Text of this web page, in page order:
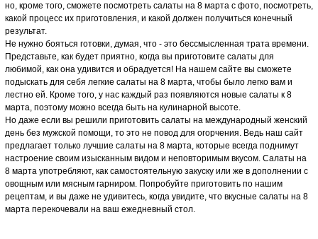
но, кроме того, сможете посмотреть салаты на 8 марта с фото, посмотреть,
какой процесс их приготовления, и какой должен получиться конечный
результат.
Не нужно бояться готовки, думая, что - это бессмысленная трата времени.
Представьте, как будет приятно, когда вы приготовите салаты для
любимой, как она удивится и обрадуется! На нашем сайте вы сможете
подыскать для себя легкие салаты на 8 марта, чтобы было легко вам и
лестно ей. Кроме того, у нас каждый раз появляются новые салаты к 8
марта, поэтому можно всегда быть на кулинарной высоте.
Но даже если вы решили приготовить салаты на международный женский
день без мужской помощи, то это не повод для огорчения. Ведь наш сайт
предлагает только лучшие салаты на 8 марта, которые всегда поднимут
настроение своим изысканным видом и неповторимым вкусом. Салаты на
8 марта употребляют, как самостоятельную закуску или же в дополнении с
овощным или мясным гарниром. Попробуйте приготовить по нашим
рецептам, и вы даже не удивитесь, когда увидите, что вкусные салаты на 8
марта перекочевали на ваш ежедневный стол.